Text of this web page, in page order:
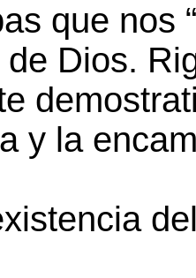
que nos
Dios.
y la